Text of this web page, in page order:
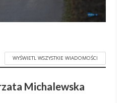
WYŚWIETL WSZYSTKIE WIADOMOŚCI
Michalewska